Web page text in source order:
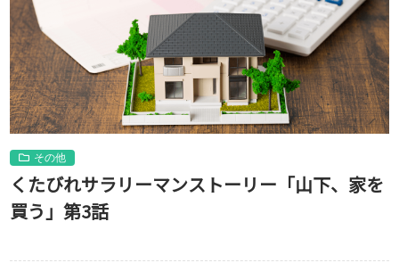
その他
くたびれサラリーマンストーリー「山下、家を
買う」第3話